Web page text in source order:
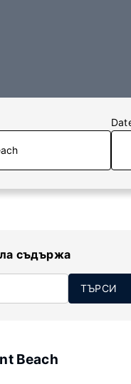
съдържа
ТЪРСИ
Beach